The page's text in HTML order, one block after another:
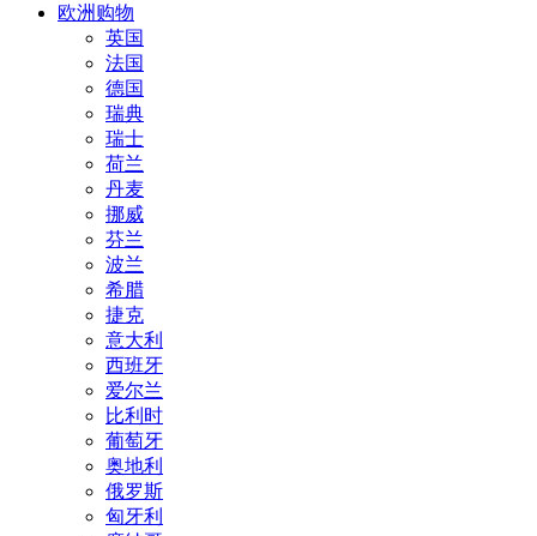
欧洲购物
英国
法国
德国
瑞典
瑞士
荷兰
丹麦
挪威
芬兰
波兰
希腊
捷克
意大利
西班牙
爱尔兰
比利时
葡萄牙
奥地利
俄罗斯
匈牙利